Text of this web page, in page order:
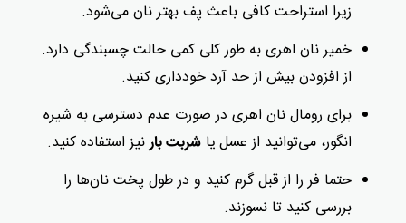
زیرا استراحت کافی باعث پف بهتر نان می‌شود.
خمیر نان اهری به طور کلی کمی حالت چسبندگی دارد.
از افزودن بیش از حد آرد خودداری کنید.
برای رومال نان اهری در صورت عدم دسترسی به شیره
انگور، می‌توانید از عسلیا شربت بارنیز استفاده کنید.
حتما فر را از قبل گرم کنید و در طول پخت نان‌ها را
بررسی کنید تا نسوزند.